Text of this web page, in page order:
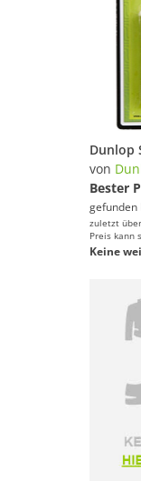
von
Bester
gefunden
zuletzt
Preis kann
Keine